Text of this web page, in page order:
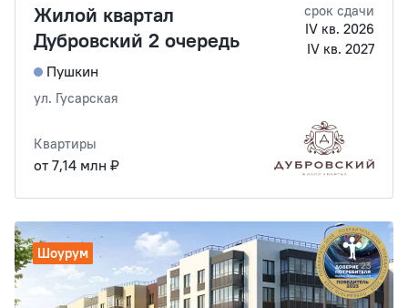
Жилой квартал
Дубровский 2 очередь
Пушкин
ул. Гусарская
срок сдачи
IV кв. 2026
IV кв. 2027
Квартиры
от 7,14 млн ₽
Шоурум